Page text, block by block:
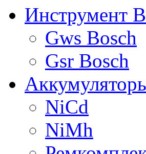
Инструмент
Gws Bosch
Gsr Bosch
NiCd
NiMh